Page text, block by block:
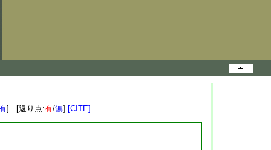
] [返り点:有/無] [CITE]